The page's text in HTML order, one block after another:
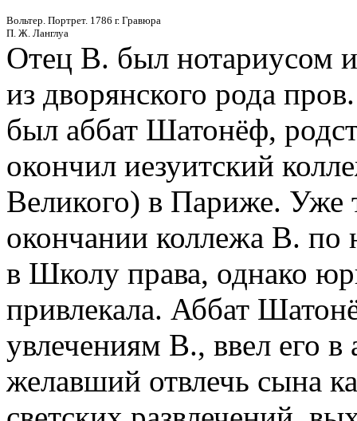
Вольтер. Портрет. 1786 г. Гравюра
П. Ж. Ланглуа
Отец В. был нотариусом
из дворянского рода
был аббат Шатонёф,
окончил иезуитский
Великого) в Париже. Уже
окончании коллежа В. по
в Школу права, однако
привлекала. Аббат
увлечениям В., ввел его в
желавший отвлечь сына